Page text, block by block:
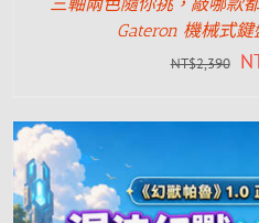
三軸兩色隨你挑，敲哪款
Gateron 機械式鍵
NT$2,390